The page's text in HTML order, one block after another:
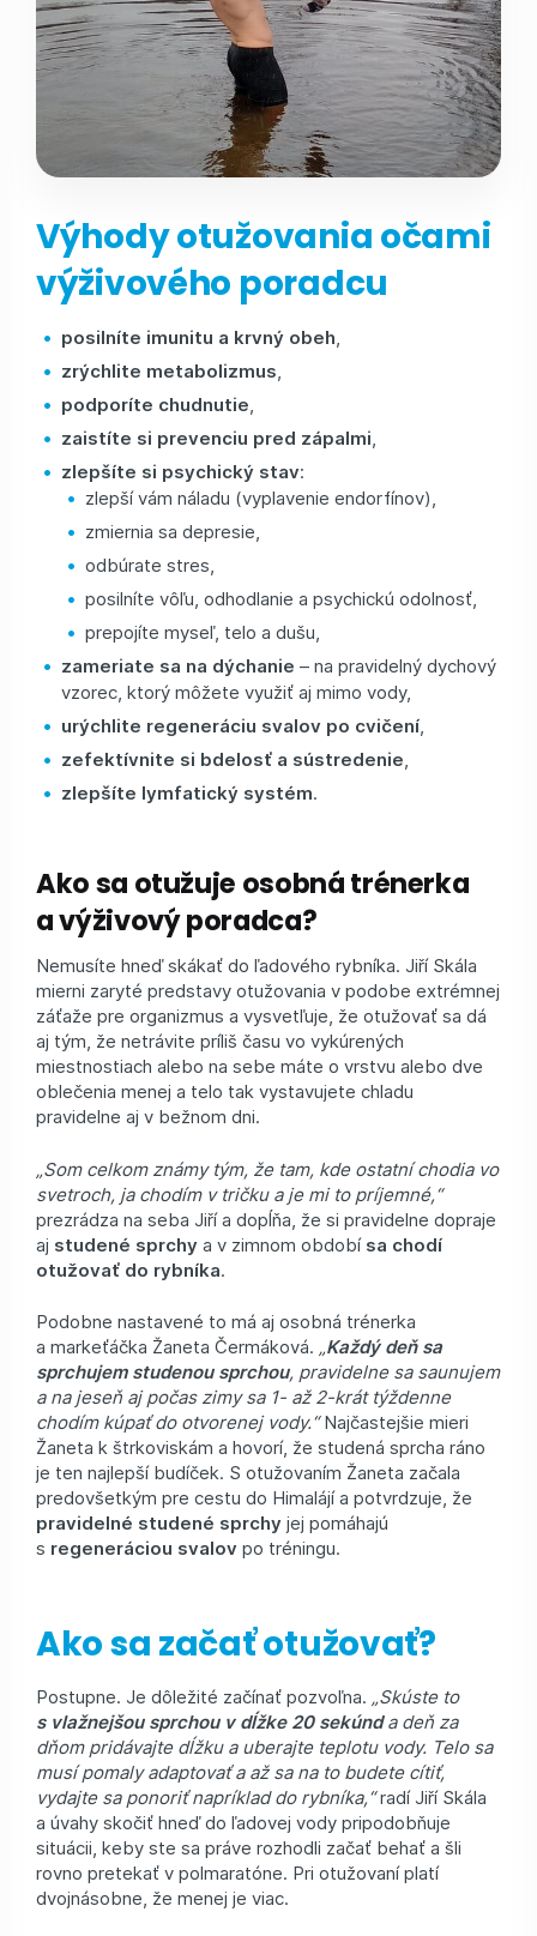
Výhody otužovania očami
výživového poradcu
posilníte imunitu a krvný obeh
zrýchlite metabolizmus
podporíte chudnutie
zaistíte si prevenciu pred zápalmi
zlepšíte si psychický stav:
zlepší vám náladu (vyplavenie endorfínov),
zmiernia sa depresie,
odbúrate stres,
posilníte vôľu, odhodlanie a psychickú odolnosť,
prepojíte myseľ, telo a dušu,
zameriate sa na dýchanie – na pravidelný dychový
vzorec, ktorý môžete využiť aj mimo vody,
urýchlite regeneráciu svalov po cvičení,
zefektívnite si bdelosť a sústredenie
zlepšíte lymfatický systém.
Ako sa otužuje osobná trénerka
a výživový poradca?
Nemusíte hneď skákať do ľadového rybníka. Jiří Skála
mierni zaryté predstavy otužovania v podobe extrémnej
záťaže pre organizmus a vysvetľuje, že otužovať sa dá
aj tým, že netrávite príliš času vo vykúrených
miestnostiach alebo na sebe máte o vrstvu alebo dve
oblečenia menej a telo tak vystavujete chladu
pravidelne aj v bežnom dni.
„Som celkom známy tým, že tam, kde ostatní chodia vo
svetroch, ja chodím v tričku a je mi to príjemné,“
prezrádza na seba Jiří a dopĺňa, že si pravidelne dopraje
aj studené sprchy a v zimnom období sa chodí
otužovať do rybníka.
Podobne nastavené to má aj osobná trénerka
a markeťáčka Žaneta Čermáková. „Každý deň sa
sprchujem studenou sprchou, pravidelne sa saunujem
a na jeseň aj počas zimy sa 1- až 2-krát týždenne
chodím kúpať do otvorenej vody.“Najčastejšie mieri
Žaneta k štrkoviskám a hovorí, že studená sprcha ráno
je ten najlepší budíček. S otužovaním Žaneta začala
predovšetkým pre cestu do Himalájí a potvrdzuje, že
pravidelné studené sprchy jej pomáhajú
s regeneráciou svalov po tréningu.
Ako sa začať otužovať?
Postupne. Je dôležité začínať pozvoľna. „Skúste to
s vlažnejšou sprchou v dĺžke 20 sekúnda deň za
dňom pridávajte dĺžku a uberajte teplotu vody. Telo sa
musí pomaly adaptovať a až sa na to budete cítiť,
vydajte sa ponoriť napríklad do rybníka,“radí Jiří Skála
a úvahy skočiť hneď do ľadovej vody pripodobňuje
situácii, keby ste sa práve rozhodli začať behať a šli
rovno pretekať v polmaratóne. Pri otužovaní platí
dvojnásobne, že menej je viac.